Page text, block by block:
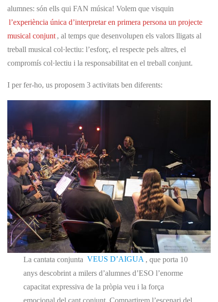
alumnes: són ells qui FAN música! Volem que visquin
l’experiència única d’interpretar en primera persona un projecte
musical conjunt , al temps que desenvolupenels valors lligats al
treball musical col·lectiu: l’esforç, el respecte pels altres, el
compromís col·lectiu i la responsabilitat en el treball conjunt.
I per fer-ho, us proposem 3 activitats ben diferents:
La cantata conjunta VEUS D’AIGUA , que porta 10
anys descobrint a milers d’alumnes d’ESO l’enorme
capacitat expressiva de la pròpia veu i la força
emocional del cant conjunt. Compartirem l’escenari del